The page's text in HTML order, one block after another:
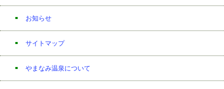
お知らせ
サイトマップ
やまなみ温泉について